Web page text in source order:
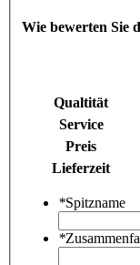
Wie bewerten Sie
Qualtität
Service
Preis
Lieferzeit
*Spitzname
*